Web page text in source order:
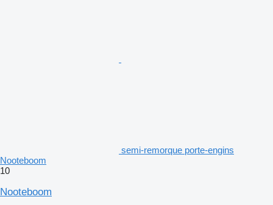
semi-remorque porte-engins
Nooteboom
10
Nooteboom